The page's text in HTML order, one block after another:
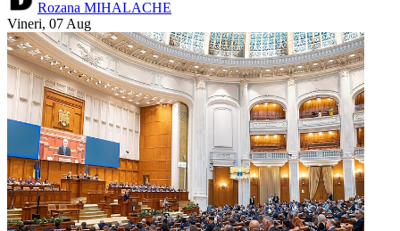
Rozana MIHALACHE
Vineri, 07 Aug